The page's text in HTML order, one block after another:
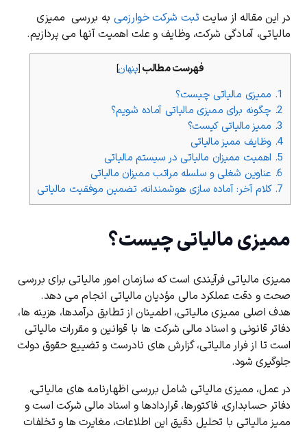
در این مقاله از سایت ثبت شرکت خوارزمی به بررسی ممیزی
مالیاتی، آمادگی شرکت، وظایف و علت اهمیت آنها می پردازیم.
فهرست مطالب [پنهان]
1. ممیزی مالیاتی چیست؟
2. چگونه برای ممیزی مالیاتی آماده شویم؟
3. ممیز مالیاتی کیست؟
4. وظایف ممیز مالیاتی
5. اهمیت ممیزان مالیاتی در سیستم مالیاتی
6. عناوین شغلی و سلسله ‌مراتب ممیزان مالیاتی
7. کلام آخر: آماده ‌سازی هوشمندانه، تضمین موفقیت مالیاتی
ممیزی مالیاتی چیست؟
ممیزی مالیاتی فرآیندی است که سازمان امور مالیاتی برای بررسی
صحت و دقت عملکرد مالی مؤدیان مالیاتی انجام می‌ دهد.
هدف اصلی ممیزی مالیاتی، اطمینان از تطابق درآمدها، هزینه‌ ها،
دفاتر قانونی و اسناد مالی شرکت ‌ها با قوانین و مقررات مالیاتی
است تا از فرار مالیاتی، گزارش‌ های نادرست و تضییع حقوق دولت
جلوگیری شود.
در عمل، ممیزی مالیاتی شامل بررسی اظهارنامه ‌های مالیاتی،
دفاتر حسابداری، فاکتورها، قراردادها و اسناد مالی شرکت است و
ممیز مالیاتی با تحلیل دقیق این اطلاعات، مغایرت ‌ها و تخلفات